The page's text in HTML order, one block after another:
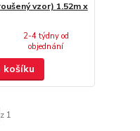
vzor) 1.52m x
2-4 týdny od
objednání
košíku
z 1